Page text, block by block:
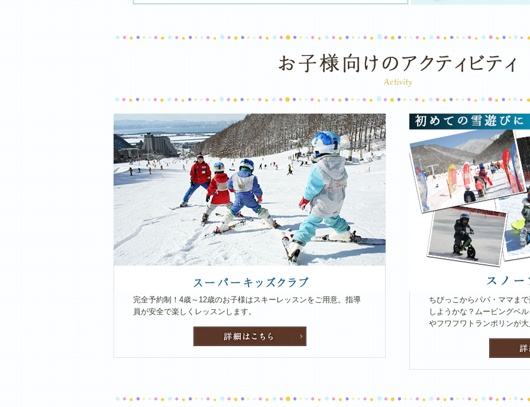
完全予約制！4歳～12歳のお子様はスキーレッスンをご用意。指導
員が安全で楽しくレッスンします。
ちびっこからパパ・ママま
しようかな？ムービングベ
やフワフワトランポリンが